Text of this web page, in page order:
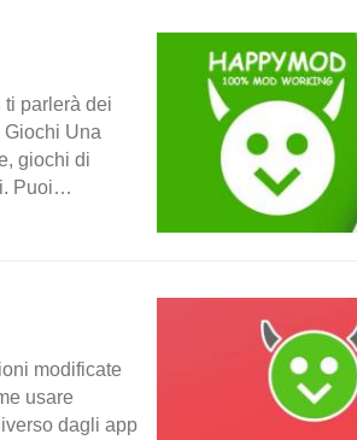
ti parlerà dei
Una
giochi di
Puoi
modificate
usare
dagli app